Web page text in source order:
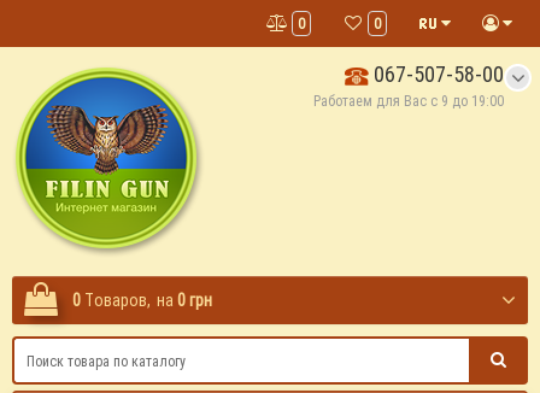
0
0
067-507-58-00
Работаем для Вас с 9 до 19:00
0 Tоваров, на 0 грн